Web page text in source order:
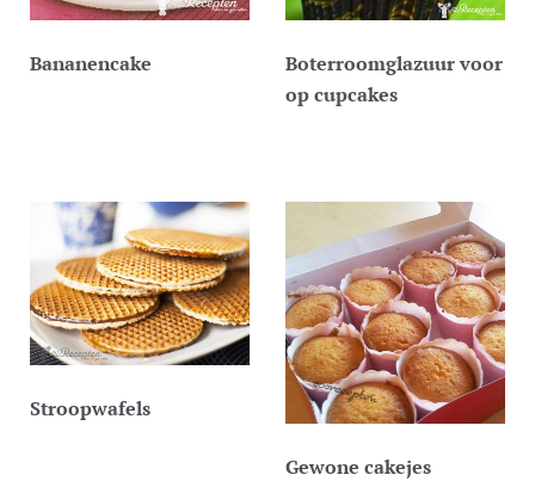
Bananencake
Boterroomglazuur voor
op cupcakes
Stroopwafels
Gewone cakejes